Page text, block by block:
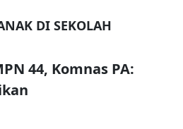
DI SEKOLAH
44, Komnas PA: